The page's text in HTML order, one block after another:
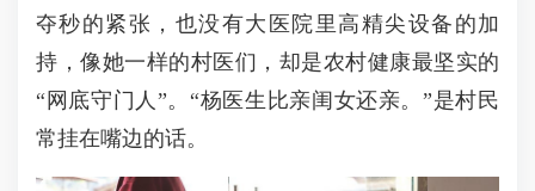
夺秒的紧张，也没有大医院里高精尖设备的加
持，像她一样的村医们，却是农村健康最坚实的
“网底守门人”。“杨医生比亲闺女还亲。”是村民
常挂在嘴边的话。